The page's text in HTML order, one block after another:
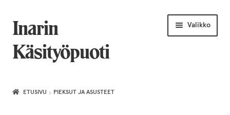
Siirry
navigointiin
Siirry
sisältöön
Inarin
Käsityöpuoti
Valikko
ETUSIVU PIEKSUT JA ASUSTEET